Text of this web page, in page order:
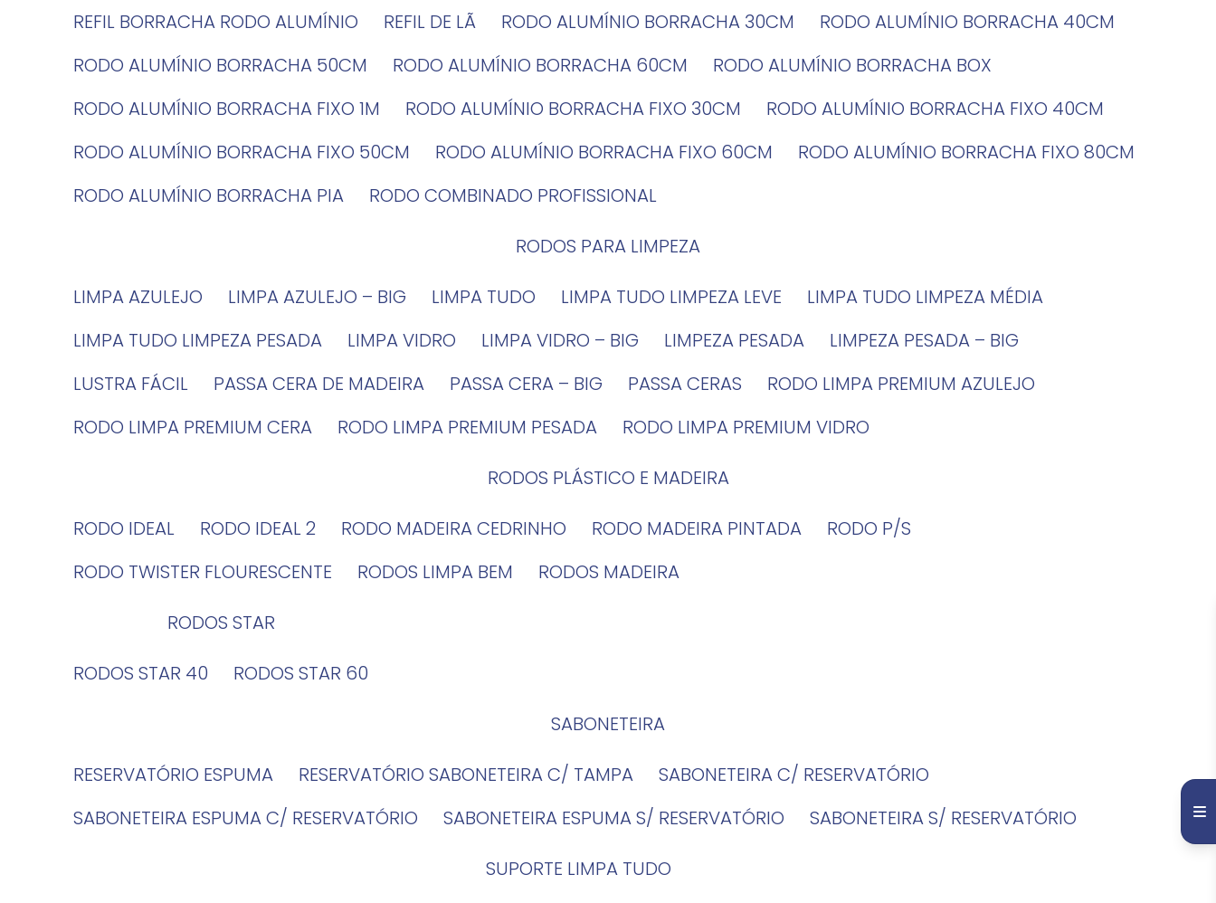
REFIL BORRACHA RODO ALUMÍNIO
REFIL DE LÃ RODO ALUMÍNIO BORRACHA 30CM
RODO ALUMÍNIO BORRACHA 40CM
RODO ALUMÍNIO BORRACHA 50CM
RODO ALUMÍNIO BORRACHA 60CM
RODO ALUMÍNIO BORRACHA BOX
RODO ALUMÍNIO BORRACHA FIXO 1M
RODO ALUMÍNIO BORRACHA FIXO 30CM
RODO ALUMÍNIO BORRACHA FIXO 40CM
RODO ALUMÍNIO BORRACHA FIXO 50CM
RODO ALUMÍNIO BORRACHA FIXO 60CM
RODO ALUMÍNIO BORRACHA FIXO 80CM
RODO ALUMÍNIO BORRACHA PIA
RODO COMBINADO PROFISSIONAL
RODOS PARA LIMPEZA
LIMPA AZULEJO
LIMPA AZULEJO – BIG LIMPA TUDO LIMPA TUDO LIMPEZA LEVE
LIMPA TUDO LIMPEZA MÉDIA
LIMPA TUDO LIMPEZA PESADA
LIMPA VIDRO LIMPA VIDRO – BIG LIMPEZA PESADA
LIMPEZA PESADA – BIG
LUSTRA FÁCIL
PASSA CERA DE MADEIRA PASSA CERA – BIG PASSA CERAS
RODO LIMPA PREMIUM AZULEJO
RODO LIMPA PREMIUM CERA
RODO LIMPA PREMIUM PESADA
RODO LIMPA PREMIUM VIDRO
RODOS PLÁSTICO E MADEIRA
RODO IDEAL
RODO IDEAL 2 RODO MADEIRA CEDRINHO RODO MADEIRA PINTADA
RODO P/S
RODO TWISTER FLOURESCENTE
RODOS LIMPA BEM
RODOS MADEIRA
RODOS STAR
RODOS STAR 40
RODOS STAR 60
SABONETEIRA
RESERVATÓRIO ESPUMA
RESERVATÓRIO SABONETEIRA C/ TAMPA
SABONETEIRA C/ RESERVATÓRIO
SABONETEIRA ESPUMA C/ RESERVATÓRIO
SABONETEIRA ESPUMA S/ RESERVATÓRIO
SABONETEIRA S/ RESERVATÓRIO
SUPORTE LIMPA TUDO